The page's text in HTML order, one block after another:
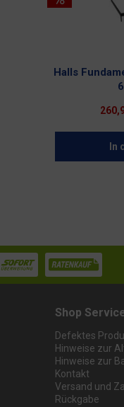
Halls
In
Shop
Defektes
Hinweise zur
Hinweise zur
Kontakt
Versand und
Rückgabe